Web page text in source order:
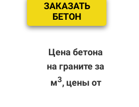
ЗАКАЗАТЬ
БЕТОН
Цена бетона
на граните за
м3, цены от